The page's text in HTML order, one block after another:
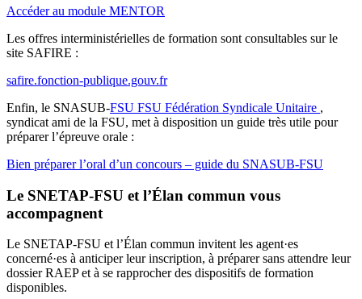
Accéder au module MENTOR
Les offres interministérielles de formation sont consultables sur le
site SAFIRE :
safire.fonction-publique.gouv.fr
Enfin, le SNASUB-FSU FSU Fédération Syndicale Unitaire ,
syndicat ami de la FSU, met à disposition un guide très utile pour
préparer l’épreuve orale :
Bien préparer l’oral d’un concours – guide du SNASUB-FSU
Le SNETAP-FSU et l’Élan commun vous
accompagnent
Le SNETAP-FSU et l’Élan commun invitent les agent·es
concerné·es à anticiper leur inscription, à préparer sans attendre leur
dossier RAEP et à se rapprocher des dispositifs de formation
disponibles.